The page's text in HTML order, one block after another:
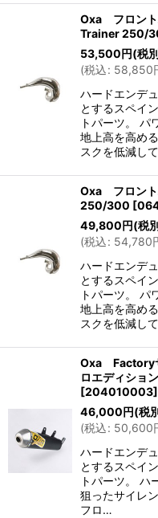
Oxa フロン
Trainer 250/
53,500円(税
(税込: 58,850
ハードエンデ
とするスペイ
トパーツ。 パ
地上高を高め
スクを低減し
Oxa フロン
250/300 [
49,800円(税
(税込: 54,780
ハードエンデ
とするスペイ
トパーツ。 パ
地上高を高め
スクを低減し
Oxa Factory
ロエディシ
[204010003]
46,000円(税
(税込: 50,600
ハードエンデ
とするスペイ
トパーツ。 ハ
狙ったサイレ
フロ…